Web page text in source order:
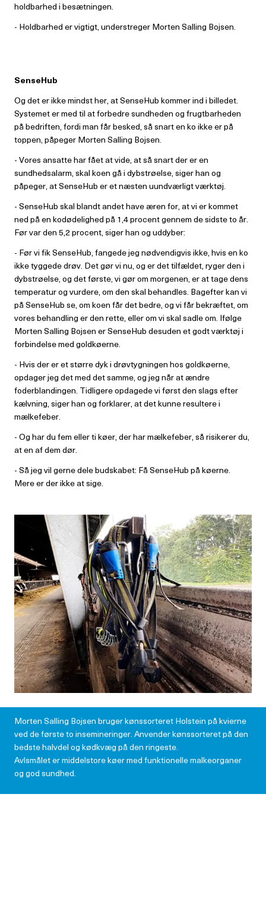
holdbarhed i besætningen.
- Holdbarhed er vigtigt, understreger Morten Salling Bojsen.
SenseHub
Og det er ikke mindst her, at SenseHub kommer ind i billedet.
Systemet er med til at forbedre sundheden og frugtbarheden
på bedriften, fordi man får besked, så snart en ko ikke er på
toppen, påpeger Morten Salling Bojsen.
- Vores ansatte har fået at vide, at så snart der er en
sundhedsalarm, skal koen gå i dybstrøelse, siger han og
påpeger, at SenseHub er et næsten uundværligt værktøj.
- SenseHub skal blandt andet have æren for, at vi er kommet
ned på en kodødelighed på 1,4 procent gennem de sidste to år.
Før var den 5,2 procent, siger han og uddyber:
- Før vi fik SenseHub, fangede jeg nødvendigvis ikke, hvis en ko
ikke tyggede drøv. Det gør vi nu, og er det tilfældet, ryger den i
dybstrøelse, og det første, vi gør om morgenen, er at tage dens
temperatur og vurdere, om den skal behandles. Bagefter kan vi
på SenseHub se, om koen får det bedre, og vi får bekræftet, om
vores behandling er den rette, eller om vi skal sadle om. Ifølge
Morten Salling Bojsen er SenseHub desuden et godt værktøj i
forbindelse med goldkøerne.
- Hvis der er et større dyk i drøvtygningen hos goldkøerne,
opdager jeg det med det samme, og jeg når at ændre
foderblandingen. Tidligere opdagede vi først den slags efter
kælvning, siger han og forklarer, at det kunne resultere i
mælkefeber.
- Og har du fem eller ti køer, der har mælkefeber, så risikerer du,
at en af dem dør.
- Så jeg vil gerne dele budskabet: Få SenseHub på køerne.
Mere er der ikke at sige.
Morten Salling Bojsen bruger kønssorteret Holstein på kvierne
ved de første to insemineringer. Anvender kønssorteret på den
bedste halvdel og kødkvæg på den ringeste.
Avlsmålet er middelstore køer med funktionelle malkeorganer
og god sundhed.